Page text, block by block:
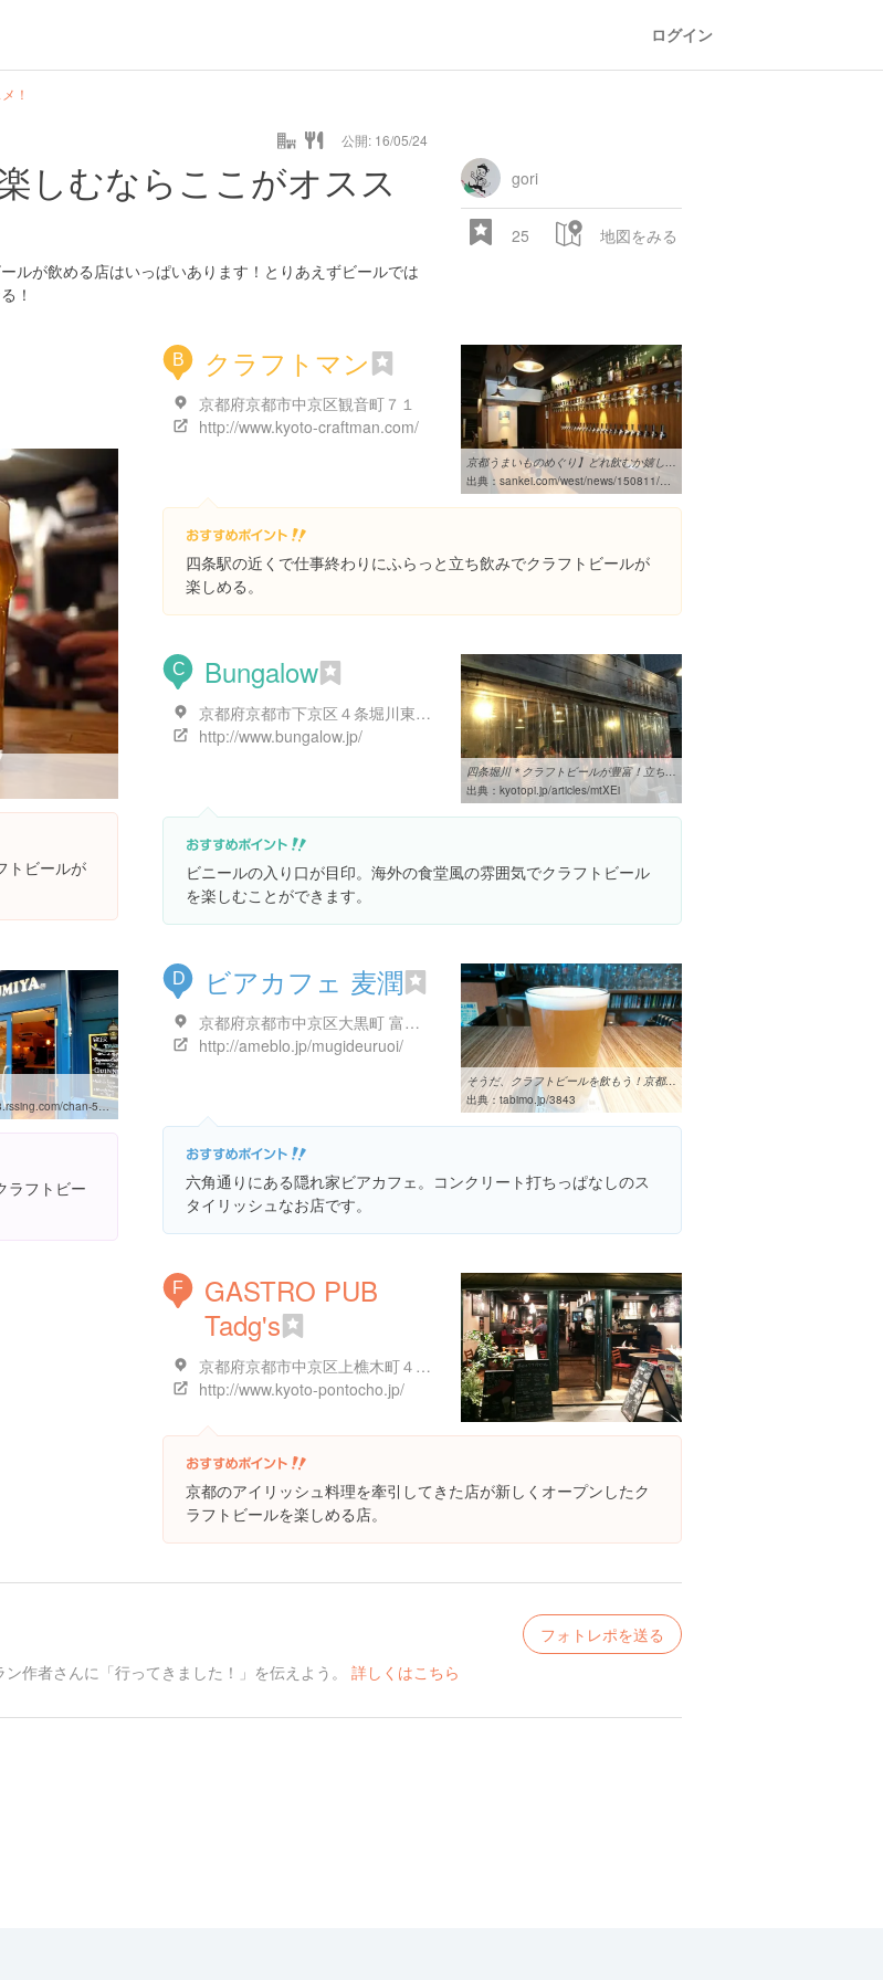
ログイン
！
公開: 16/05/24
しむならここがオスス
ルが飲める店はいっぱいあります！とりあえずビールでは
！
gori
25 地図をみる
トビールが
B クラフトマン
京都府京都市中京区観音町７１
http://www.kyoto-craftman.com/
京都うまいものめぐり】どれ飲むか嬉しい悩み…大人気クラフトビール ...
出典： sankei.com/west/news/150811/wst1508110076-n1.html
四条駅の近くで仕事終わりにふらっと立ち飲みでクラフトビールが
楽しめる。
C Bungalow
京都府京都市下京区４条堀川東入柏屋町１５
http://www.bungalow.jp/
四条堀川＊クラフトビールが豊富！立ち呑みもOKな「BUNGALOW」【グルメ ...
出典： kyotopi.jp/articles/mtXEi
ビニールの入り口が目印。海外の食堂風の雰囲気でクラフトビール
を楽しむことができます。
D ビアカフェ 麦潤
京都府京都市中京区大黒町 富小路大黒町77 河村ビル 2F
http://ameblo.jp/mugideuruoi/
そうだ、クラフトビールを飲もう！京都でおすすのお店7選
出典： tabimo.jp/3843
六角通りにある隠れ家ビアカフェ。コンクリート打ちっぱなしのス
タイリッシュなお店です。
chan-5368751/all_p50.html
ラフトビー
F
GASTRO PUB
Tadg's
京都府京都市中京区上樵木町４９８
http://www.kyoto-pontocho.jp/
京都のアイリッシュ料理を牽引してきた店が新しくオープンしたク
ラフトビールを楽しめる店。
フォトレポを送る
作者さんに「行ってきました！」を伝えよう。 詳しくはこちら